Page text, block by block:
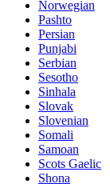
Norwegian
Pashto
Persian
Punjabi
Serbian
Sesotho
Sinhala
Slovak
Slovenian
Somali
Samoan
Scots Gaelic
Shona